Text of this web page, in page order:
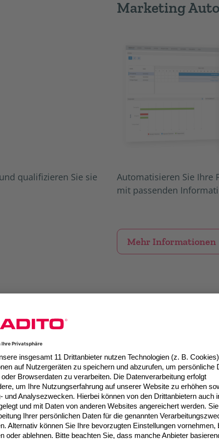
qualifizieren Sie sie
Marketing
Automatisieren Sie Ihre
mit passenden
Mehr Informationen
im Blick.
Entscheidungen zu treffen.